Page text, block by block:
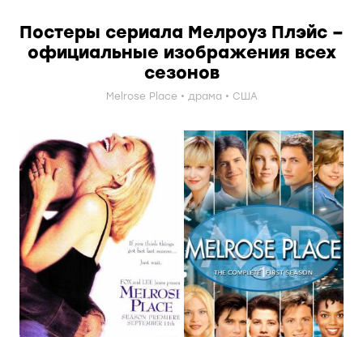
Постеры сериала Мелроуз Плэйс –
официальные изображения всех
сезонов
Melrose Place драма США